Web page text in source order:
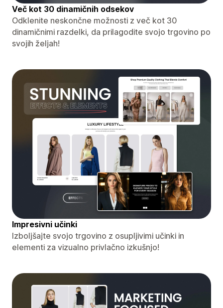
Več kot 30 dinamičnih odsekov
Odklenite neskončne možnosti z več kot 30
dinamičnimi razdelki, da prilagodite svojo trgovino po
svojih željah!
Impresivni učinki
Izboljšajte svojo trgovino z osupljivimi učinki in
elementi za vizualno privlačno izkušnjo!